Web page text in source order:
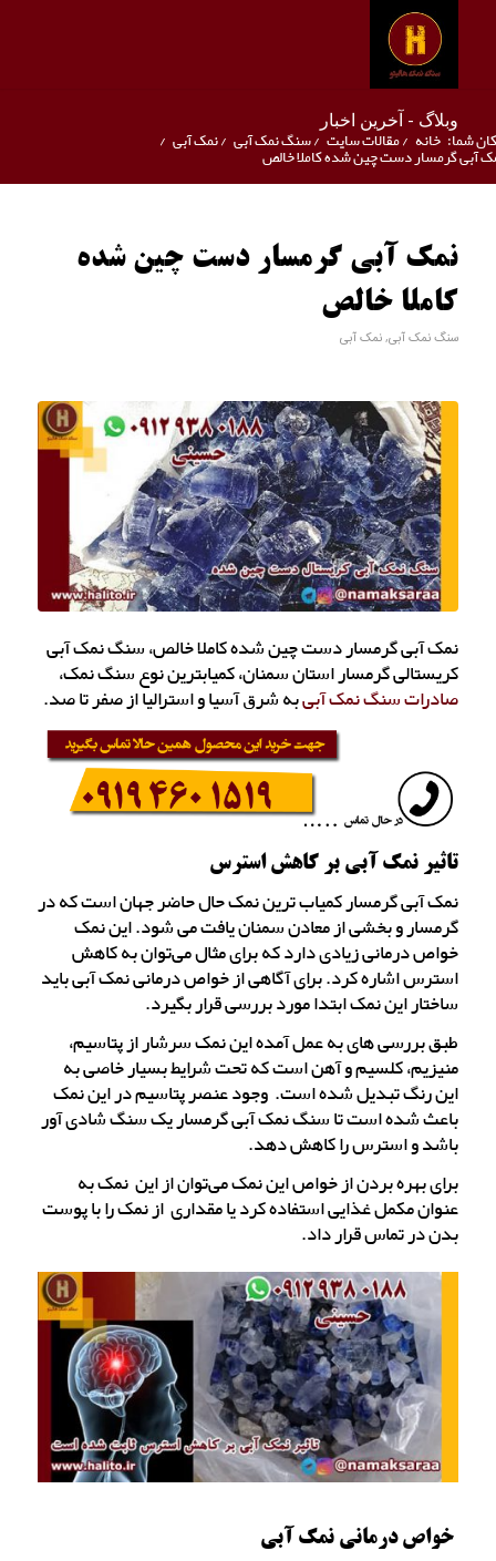
وبلاگ - آخرین اخبار
شما: خانه /مقالات سایت /سنگ نمک آبی /نمک آبی /
آبی گرمسار دست چین شده کاملا خالص
نمک آبی گرمسار دست چین شده
کاملا خالص
سنگ نمک آبی, نمک آبی
نمک آبی گرمسار دست چین شده کاملا خالص، سنگ نمک آبی
کریستالی گرمسار استان سمنان، کمیابترین نوع سنگ نمک،
صادرات سنگ نمک آبیبه شرق آسیا و استرالیا از صفر تا صد.
تاثیر نمک آبی بر کاهش استرس
نمک آبی گرمسار کمیاب ترین نمک حال حاضر جهان است که در
گرمسار و بخشی از معادن سمنان یافت می شود. این نمک
خواص درمانی زیادی دارد که برای مثال می‌توان به کاهش
استرس اشاره کرد. برای آگاهی از خواص درمانی نمک آبی باید
ساختار این نمک ابتدا مورد بررسی قرار بگیرد.
طبق بررسی های به عمل آمده این نمک سرشار از پتاسیم،
منیزیم، کلسیم و آهن است که تحت شرایط بسیار خاصی به
این رنگ تبدیل شده است. وجود عنصر پتاسیم در این نمک
باعث شده است تا سنگ نمک آبی گرمسار یک سنگ شادی آور
باشد و استرس را کاهش دهد.
برای بهره بردن از خواص این نمک می‌توان از این نمک به
عنوان مکمل غذایی استفاده کرد یا مقداری از نمک را با پوست
بدن در تماس قرار داد.
خواص درمانی نمک آبی